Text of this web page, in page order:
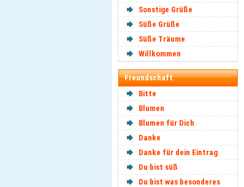
Sonstige Grüße
Süße Grüße
Süße Träume
Willkommen
Freundschaft
Bitte
Blumen
Blumen für Dich
Danke
Danke für dein Eintrag
Du bist süß
Du bist was besonderes